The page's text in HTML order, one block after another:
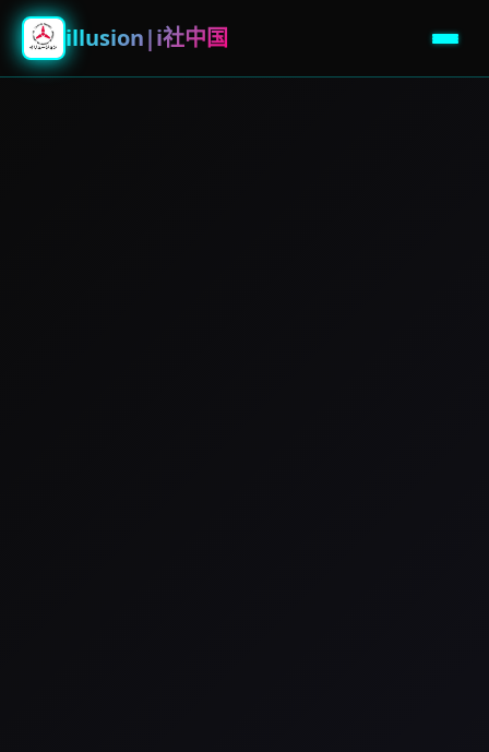
illusion|i社中国